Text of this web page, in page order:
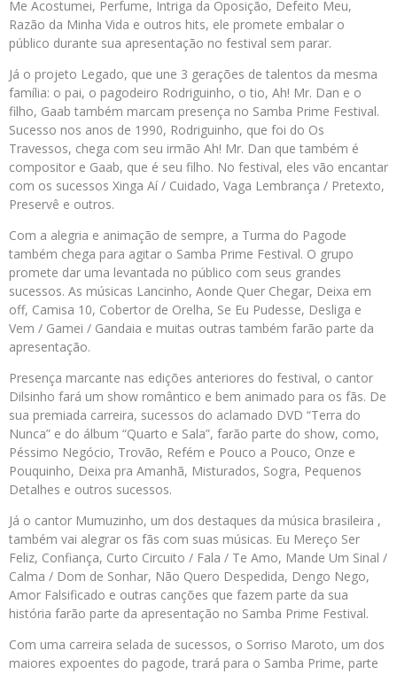
Me Acostumei, Perfume, Intriga da Oposição, Defeito Meu,
Razão da Minha Vida e outros hits, ele promete embalar o
público durante sua apresentação no festival sem parar.
Já o projeto Legado, que une 3 gerações de talentos da mesma
família: o pai, o pagodeiro Rodriguinho, o tio, Ah! Mr. Dan e o
filho, Gaab também marcam presença no Samba Prime Festival.
Sucesso nos anos de 1990, Rodriguinho, que foi do Os
Travessos, chega com seu irmão Ah! Mr. Dan que também é
compositor e Gaab, que é seu filho. No festival, eles vão encantar
com os sucessos Xinga Aí / Cuidado, Vaga Lembrança / Pretexto,
Preservê e outros.
Com a alegria e animação de sempre, a Turma do Pagode
também chega para agitar o Samba Prime Festival. O grupo
promete dar uma levantada no público com seus grandes
sucessos. As músicas Lancinho, Aonde Quer Chegar, Deixa em
off, Camisa 10, Cobertor de Orelha, Se Eu Pudesse, Desliga e
Vem / Gamei / Gandaia e muitas outras também farão parte da
apresentação.
Presença marcante nas edições anteriores do festival, o cantor
Dilsinho fará um show romântico e bem animado para os fãs. De
sua premiada carreira, sucessos do aclamado DVD “Terra do
Nunca” e do álbum “Quarto e Sala”, farão parte do show, como,
Péssimo Negócio, Trovão, Refém e Pouco a Pouco, Onze e
Pouquinho, Deixa pra Amanhã, Misturados, Sogra, Pequenos
Detalhes e outros sucessos.
Já o cantor Mumuzinho, um dos destaques da música brasileira ,
também vai alegrar os fãs com suas músicas. Eu Mereço Ser
Feliz, Confiança, Curto Circuito / Fala / Te Amo, Mande Um Sinal /
Calma / Dom de Sonhar, Não Quero Despedida, Dengo Nego,
Amor Falsificado e outras canções que fazem parte da sua
história farão parte da apresentação no Samba Prime Festival.
Com uma carreira selada de sucessos, o Sorriso Maroto, um dos
maiores expoentes do pagode, trará para o Samba Prime, parte